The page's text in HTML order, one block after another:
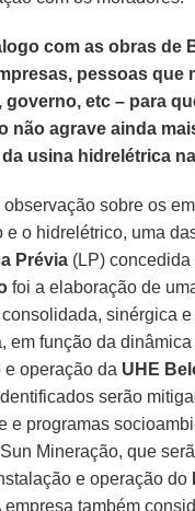
com as obras de
pessoas que
governo, etc – para
não agrave ainda
usina hidrelétrica
observação sobre os
e o hidrelétrico, uma
Prévia (LP) concedida
foi a elaboração de
sinérgica
em função da
e operação da UHE
serão
e programas
Mineração, que
e operação do
empresa também